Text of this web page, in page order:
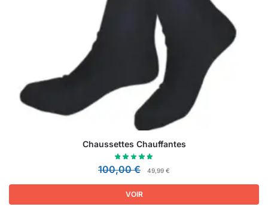
Chaussettes Chauffantes
100,00€ 49,99 €
VOIR